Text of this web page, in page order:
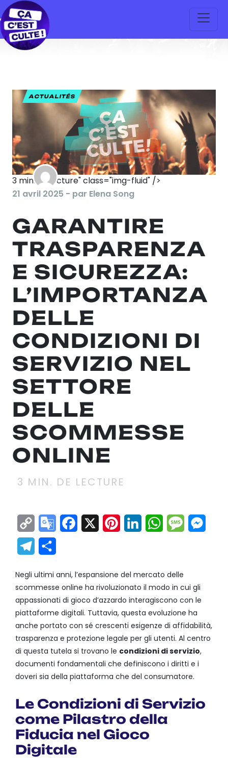
3 min. de lecture" class="img-fluid" />
ACTUALITÉS
21 avril 2025 - par Elena Song
GARANTIRE
TRASPARENZA
E SICUREZZA:
L’IMPORTANZA
DELLE
CONDIZIONI DI
SERVIZIO NEL
SETTORE
DELLE
SCOMMESSE
ONLINE
3 MIN. DE LECTURE
Copy
Link
GoogleFacebook
X Pinterest
LinkedInWhatsApp
Telegram
Negli ultimi anni, l’espansione del mercato delle
scommesse online ha rivoluzionato il modo in cui gli
appassionati di gioco d’azzardo interagiscono con le
piattaforme digitali. Tuttavia, questa evoluzione ha
anche portato con sé crescenti esigenze di affidabilità,
trasparenza e protezione legale per gli utenti. Al centro
di questa tutela si trovano le condizioni di servizio,
documenti fondamentali che definiscono i diritti e i
doveri sia della piattaforma che del consumatore.
Le Condizioni di Servizio
come Pilastro della
Fiducia nel Gioco
Digitale